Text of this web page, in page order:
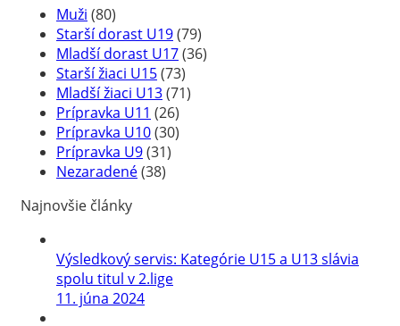
Muži (80)
Starší dorast U19(79)
Mladší dorast U17(36)
Starší žiaci U15(73)
Mladší žiaci U13(71)
Prípravka U11 (26)
Prípravka U10(30)
Prípravka U9(31)
Nezaradené(38)
Najnovšie články
Výsledkový servis: Kategórie U15 a U13 slávia
spolu titul v 2.lige
11. júna 2024